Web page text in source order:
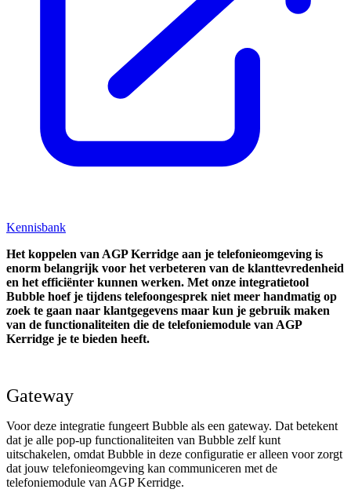
Kennisbank
Het koppelen van AGP Kerridge aan je telefonieomgeving is
enorm belangrijk voor het verbeteren van de klanttevredenheid
en het efficiënter kunnen werken. Met onze integratietool
Bubble hoef je tijdens telefoongesprek niet meer handmatig op
zoek te gaan naar klantgegevens maar kun je gebruik maken
van de functionaliteiten die de telefoniemodule van AGP
Kerridge je te bieden heeft.
Gateway
Voor deze integratie fungeert Bubble als een gateway. Dat betekent
dat je alle pop-up functionaliteiten van Bubble zelf kunt
uitschakelen, omdat Bubble in deze configuratie er alleen voor zorgt
dat jouw telefonieomgeving kan communiceren met de
telefoniemodule van AGP Kerridge.